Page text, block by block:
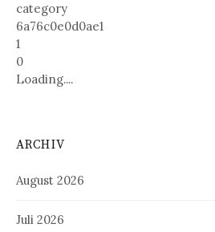
category
6a76c0e0d0ae1
1
0
Loading....
ARCHIV
August 2026
Juli 2026